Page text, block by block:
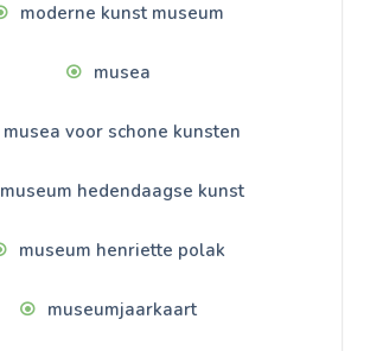
moderne kunst museum
musea
musea voor schone kunsten
museum hedendaagse kunst
museum henriette polak
museumjaarkaart